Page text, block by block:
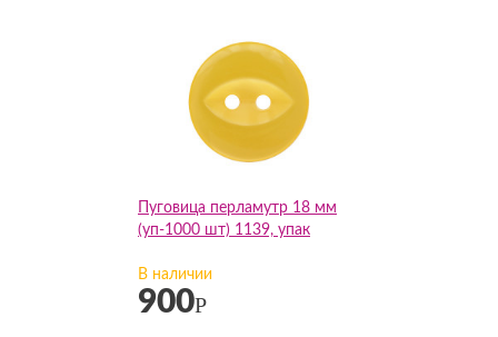
Пуговица перламутр 18 мм
(уп-1000 шт) 1139, упак
В наличии
900Р